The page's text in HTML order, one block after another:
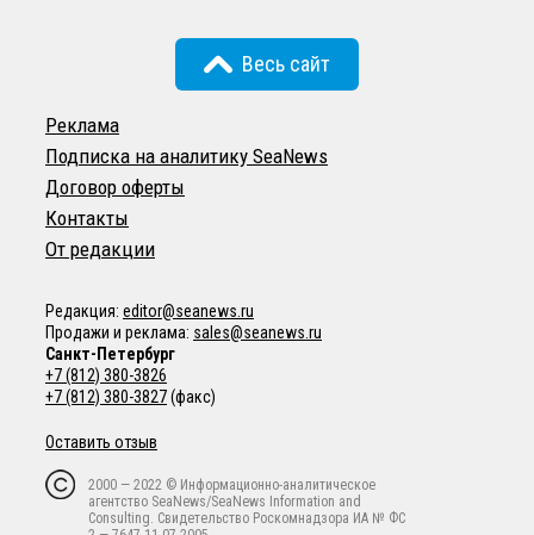
Весь сайт
Реклама
Подписка на аналитику SeaNews
Договор оферты
Контакты
От редакции
Редакция: editor@seanews.ru
Продажи и реклама: sales@seanews.ru
Санкт-Петербург
+7 (812) 380-3826
+7 (812) 380-3827(факс)
Оставить отзыв
2000 — 2022 © Информационно-аналитическое
агентство SeaNews/SeaNews Information and
Consulting. Свидетельство Роскомнадзора ИА № ФС